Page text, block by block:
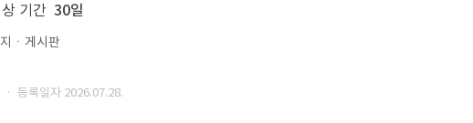
기간 30일
ㆍ게시판
· 등록일자 2026.07.28.